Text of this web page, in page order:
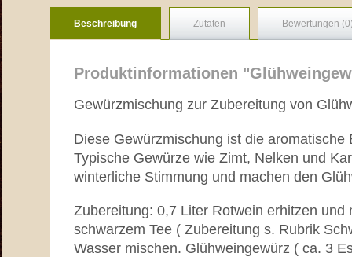
Beschreibung Zutaten Bewertungen
Produktinformationen
Gewürzmischung zur Zubereitung von
Diese Gewürzmischung ist die aromatische
Typische Gewürze wie Zimt, Nelken und
winterliche Stimmung und machen den
Zubereitung: 0,7 Liter Rotwein erhitzen und
schwarzem Tee ( Zubereitung s. Rubrik
Wasser mischen. Glühweingewürz ( ca. 3